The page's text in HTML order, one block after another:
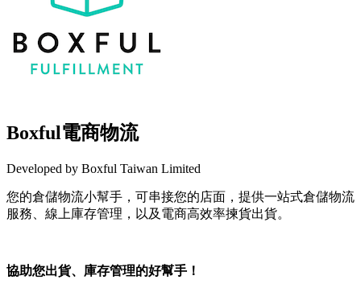
Boxful電商物流
Developed by Boxful Taiwan Limited
您的倉儲物流小幫手，可串接您的店面，提供一站式倉儲物流
服務、線上庫存管理，以及電商高效率揀貨出貨。
協助您出貨、庫存管理的好幫手！